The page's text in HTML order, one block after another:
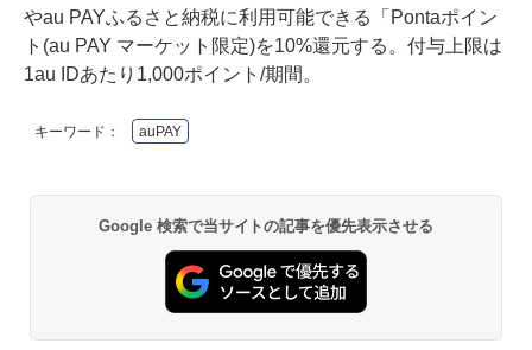
やau PAYふるさと納税に利用可能できる「Pontaポイン
ト(au PAY マーケット限定)を10%還元する。付与上限は
1au IDあたり1,000ポイント/期間。
キーワード： auPAY
Google 検索で当サイトの記事を優先表示させる